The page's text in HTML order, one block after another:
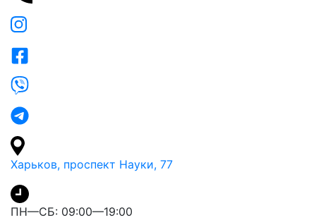
Харьков, проспект Науки, 77
ПН—СБ: 09:00—19:00